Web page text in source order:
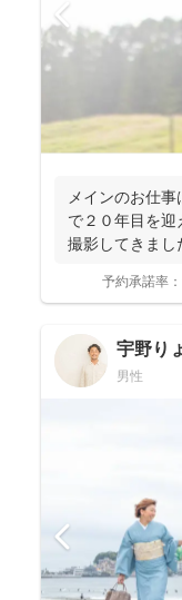
メインのお仕
で２０年目を迎
撮影してきまし
予約承諾率：
宇野り
男性